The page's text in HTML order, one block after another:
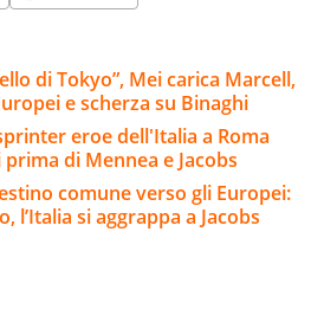
di Tokyo”, Mei carica Marcell,
e scherza su Binaghi
eroe dell'Italia a Roma
di Mennea e Jacobs
comune verso gli Europei:
l’Italia si aggrappa a Jacobs